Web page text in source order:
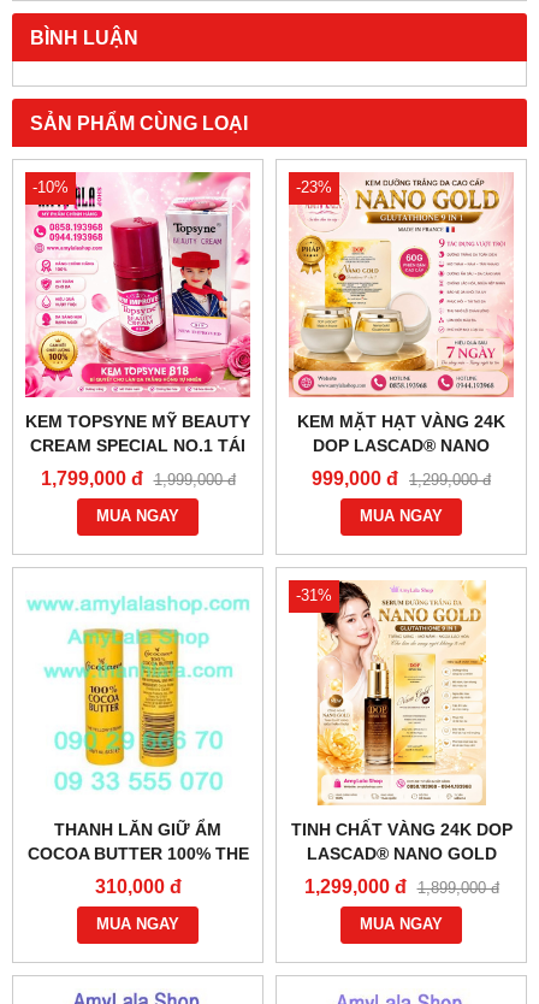
BÌNH LUẬN
SẢN PHẨM CÙNG LOẠI
-10%
KEM TOPSYNE MỸ BEAUTY
CREAM SPECIAL NO.1 TÁI
TẠO TRẮNG DA MẶT CAO
CẤP NGÀY ĐÊM -
0858193968 - 0944193968 -
AMYLALASHOP.COM -
1,799,000 đ 1,999,000 đ
MUA NGAY
-23%
KEM MẶT HẠT VÀNG 24K
DOP LASCAD® NANO
GOLD GLUTATHIONE 9IN1
(60G) SIÊU TRẮNG -
0858193968 - 0944193968 -
999,000 đ 1,299,000 đ
MUA NGAY
THANH LĂN GIỮ ẨM
COCOA BUTTER 100% THE
YELLOW STICK® (MADE IN
USA) - 0933555070 -
0902966670
310,000 đ
MUA NGAY
-31%
TINH CHẤT VÀNG 24K DOP
LASCAD® NANO GOLD
GLUTATHIONE 9IN1
SERUM 39ML -
0858.193968 - 0944.193968
1,299,000 đ 1,899,000 đ
MUA NGAY